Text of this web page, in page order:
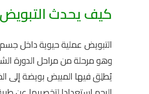
كيف يحدث
التبويض عملية حيوية داخل جسم
وهو مرحلة من مراحل الدورة
يُطلِق فيها المبيض بويضة إلى